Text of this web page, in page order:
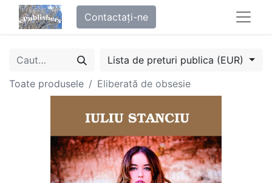
Contactați-ne
Lista de preturi publica (EUR)
Toate produsele
Eliberată de obsesie